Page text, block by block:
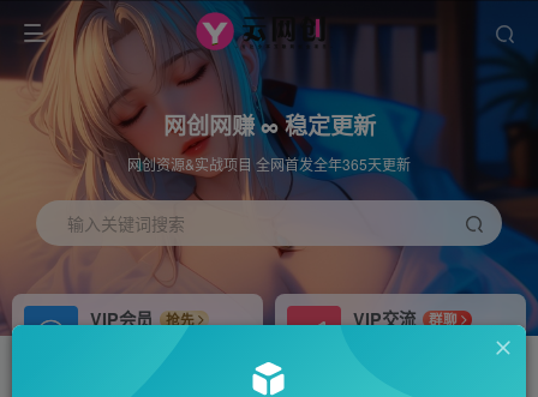
网创网赚 ∞ 稳定更新
网创资源&实战项目 全网首发全年365天更新
输入关键词搜索
VIP会员
抢先
免费下载全站资源
VIP交流
群聊
研究探讨更多创业项目路子。